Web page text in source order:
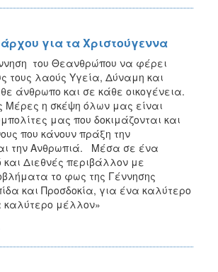
για τα Χριστούγεννα
του Θεανθρώπου να φέρει
τους λαούς Υγεία, Δύναμη και
άνθρωπο και σε κάθε οικογένεια.
Μέρες η σκέψη όλων μας είναι
μας που δοκιμάζονται και
που κάνουν πράξη την
την Ανθρωπιά. Μέσα σε ένα
και Διεθνές περιβάλλον με
το φως της Γέννησης
και Προσδοκία, για ένα καλύτερο
καλύτερο μέλλον»